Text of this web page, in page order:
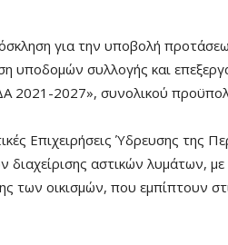
για την υποβολή
υποδομών συλλογής και
2021-2027», συνολικού
Επιχειρήσεις Ύδρευσης της
αστικών λυμάτων,
των οικισμών, που εμπίπτουν